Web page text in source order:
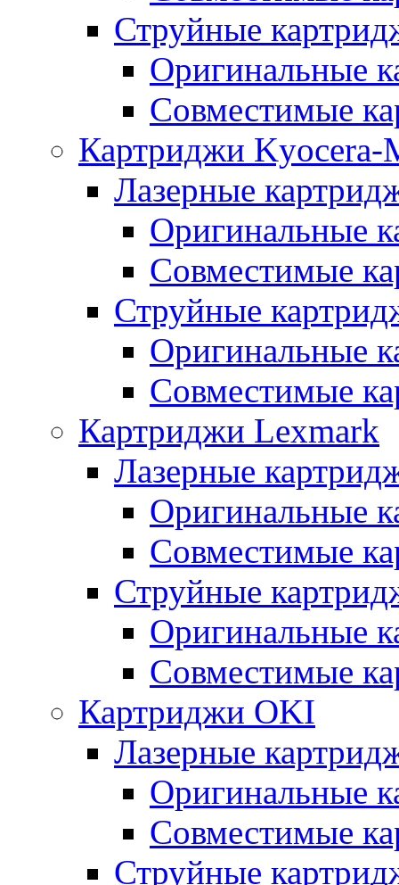
Струйные
Оригинальные
Совместимые
Картриджи Kyocera-
Лазерные
Оригинальные
Совместимые
Струйные
Оригинальные
Совместимые
Картриджи Lexmark
Лазерные
Оригинальные
Совместимые
Струйные
Оригинальные
Совместимые
Картриджи OKI
Лазерные
Оригинальные
Совместимые
Струйные